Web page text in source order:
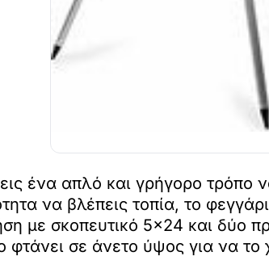
ένα απλό και γρήγορο τρόπο
να βλέπεις τοπία, το
με σκοπευτικό 5×24 και δύο
φτάνει σε άνετο ύψος για να το